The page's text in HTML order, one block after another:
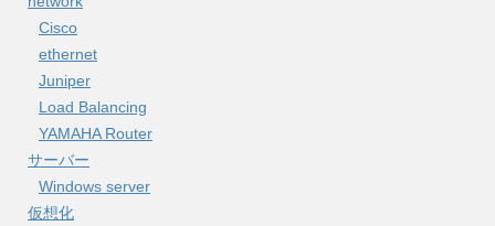
Cisco
ethernet
Juniper
Load Balancing
YAMAHA Router
サーバー
Windows server
仮想化